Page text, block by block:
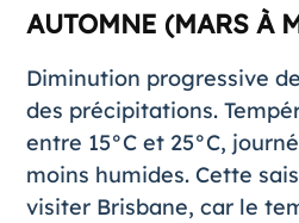
AUTOMNE (MARS À
Diminution progressive
des précipitations.
entre 15°C et 25°C,
moins humides. Cette
visiter Brisbane, car le